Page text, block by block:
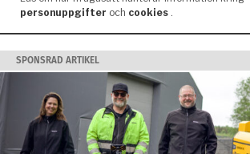
SPONSRAD ARTIKEL